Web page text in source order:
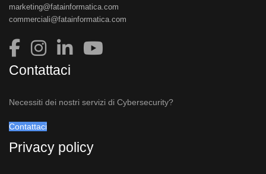
marketing@fatainformatica.com
commerciali@fatainformatica.com
Contattaci
Necessiti dei nostri servizi di Cybersecurity?
Contattaci
Privacy policy